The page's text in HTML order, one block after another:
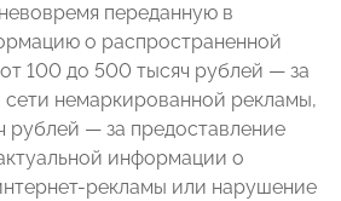
переданную в
о распространенной
100 до 500 тысяч рублей — за
сети немаркированной рекламы,
рублей — за предоставление
информации о
рекламы или нарушение